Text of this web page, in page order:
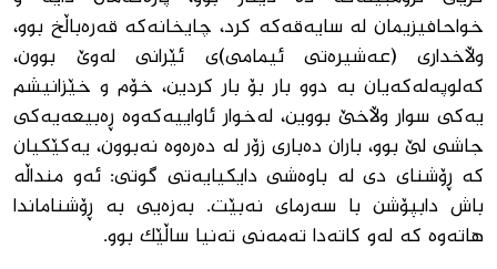
خواحافیزیمان له ‌سایه‌قه‌که‌ کرد، چایخانه‌که‌ قه‌ره‌باڵخ بوو،
وڵاخدارى (عه‌شیره‌تى ئیمامى)ی ئێرانى له‌وێ بوون،
که‌لوپه‌له‌که‌یان به‌ دوو بار بۆ بار کردین، خۆم و خێزانیشم
یه‌کى سوار وڵاخێ بووین، له‌خوار ئاواییه‌که‌وه‌ ڕه‌بیعه‌یه‌کى
جاشى لێ بوو، باران ده‌بارى زۆر له ‌ده‌ره‌وه‌ نه‌بوون، یه‌کێکیان
که‌ ڕۆشناى دی له ‌باوه‌شى دایکیایه‌تى گوتى: ئه‌و منداڵه‌
باش دابپۆشن با سه‌رماى نه‌بێت. به‌زه‌یى به‌ ڕۆشناماندا
هاته‌وه‌ که‌ له‌و کاته‌دا ته‌مه‌نى ته‌نیا ساڵێک بوو.